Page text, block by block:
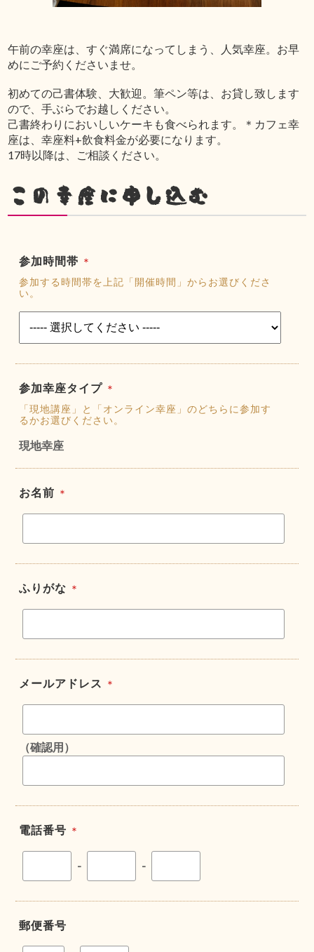
午前の幸座は、すぐ満席になってしまう、人気幸座。お早
めにご予約くださいませ。
初めての己書体験、大歓迎。筆ペン等は、お貸し致します
ので、手ぶらでお越しください。
己書終わりにおいしいケーキも食べられます。＊カフェ幸
座は、幸座料+飲食料金が必要になります。
17時以降は、ご相談ください。
この幸座に申し込む
参加時間帯 ＊
参加する時間帯を上記「開催時間」からお選びくださ
い。
参加幸座タイプ ＊
「現地講座」と「オンライン幸座」のどちらに参加す
るかお選びください。
現地幸座
お名前 ＊
ふりがな ＊
メールアドレス ＊
（確認用）
電話番号 ＊
- -
郵便番号